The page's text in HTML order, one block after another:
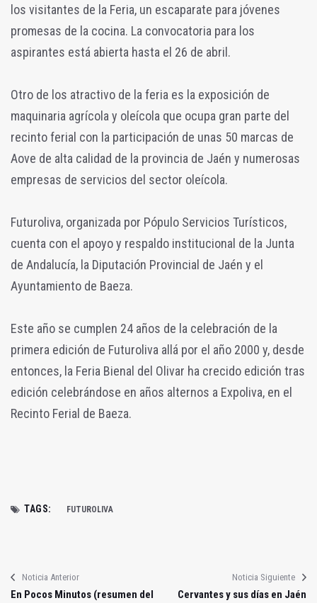
los visitantes de la Feria, un escaparate para jóvenes
promesas de la cocina. La convocatoria para los
aspirantes está abierta hasta el 26 de abril.
Otro de los atractivo de la feria es la exposición de
maquinaria agrícola y oleícola que ocupa gran parte del
recinto ferial con la participación de unas 50 marcas de
Aove de alta calidad de la provincia de Jaén y numerosas
empresas de servicios del sector oleícola.
Futuroliva, organizada por Pópulo Servicios Turísticos,
cuenta con el apoyo y respaldo institucional de la Junta
de Andalucía, la Diputación Provincial de Jaén y el
Ayuntamiento de Baeza.
Este año se cumplen 24 años de la celebración de la
primera edición de Futuroliva allá por el año 2000 y, desde
entonces, la Feria Bienal del Olivar ha crecido edición tras
edición celebrándose en años alternos a Expoliva, en el
Recinto Ferial de Baeza.
TAGS: FUTUROLIVA
Noticia Anterior
En Pocos Minutos (resumen del
Noticia Siguiente
Cervantes y sus días en Jaén